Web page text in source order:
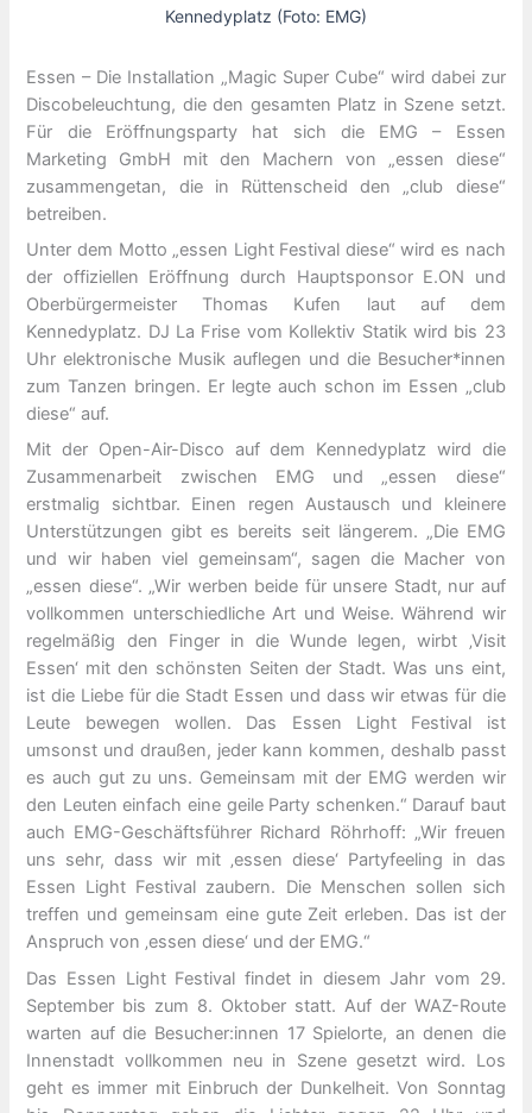
Kennedyplatz (Foto: EMG)
Essen – Die Installation „Magic Super Cube“ wird dabei zur
Discobeleuchtung, die den gesamten Platz in Szene setzt.
Für die Eröffnungsparty hat sich die EMG – Essen
Marketing GmbH mit den Machern von „essen diese“
zusammengetan, die in Rüttenscheid den „club diese“
betreiben.
Unter dem Motto „essen Light Festival diese“ wird es nach
der offiziellen Eröffnung durch Hauptsponsor E.ON und
Oberbürgermeister Thomas Kufen laut auf dem
Kennedyplatz. DJ La Frise vom Kollektiv Statik wird bis 23
Uhr elektronische Musik auflegen und die Besucher*innen
zum Tanzen bringen. Er legte auch schon im Essen „club
diese“ auf.
Mit der Open-Air-Disco auf dem Kennedyplatz wird die
Zusammenarbeit zwischen EMG und „essen diese“
erstmalig sichtbar. Einen regen Austausch und kleinere
Unterstützungen gibt es bereits seit längerem. „Die EMG
und wir haben viel gemeinsam“, sagen die Macher von
„essen diese“. „Wir werben beide für unsere Stadt, nur auf
vollkommen unterschiedliche Art und Weise. Während wir
regelmäßig den Finger in die Wunde legen, wirbt ‚Visit
Essen‘ mit den schönsten Seiten der Stadt. Was uns eint,
ist die Liebe für die Stadt Essen und dass wir etwas für die
Leute bewegen wollen. Das Essen Light Festival ist
umsonst und draußen, jeder kann kommen, deshalb passt
es auch gut zu uns. Gemeinsam mit der EMG werden wir
den Leuten einfach eine geile Party schenken.“ Darauf baut
auch EMG-Geschäftsführer Richard Röhrhoff: „Wir freuen
uns sehr, dass wir mit ‚essen diese‘ Partyfeeling in das
Essen Light Festival zaubern. Die Menschen sollen sich
treffen und gemeinsam eine gute Zeit erleben. Das ist der
Anspruch von ‚essen diese‘ und der EMG.“
Das Essen Light Festival findet in diesem Jahr vom 29.
September bis zum 8. Oktober statt. Auf der WAZ-Route
warten auf die Besucher:innen 17 Spielorte, an denen die
Innenstadt vollkommen neu in Szene gesetzt wird. Los
geht es immer mit Einbruch der Dunkelheit. Von Sonntag